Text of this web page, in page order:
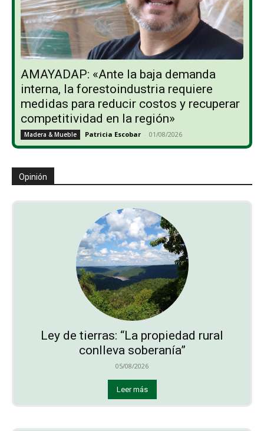
AMAYADAP: «Ante la baja demanda
interna, la forestoindustria requiere
medidas para reducir costos y recuperar
competitividad en la región»
Madera & Mueble Patricia Escobar - 01/08/2026
Opinión
Ley de tierras: “La propiedad rural
conlleva soberanía”
05/08/2026
Leer más